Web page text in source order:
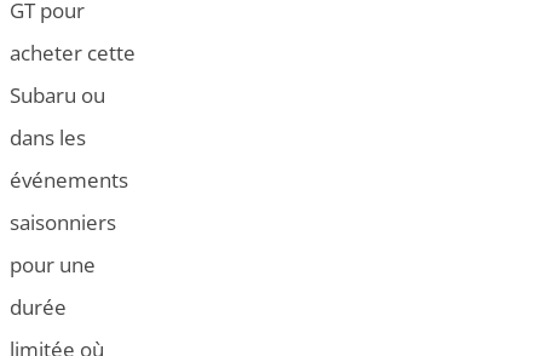
GT pour
acheter cette
Subaru ou
dans les
événements
saisonniers
pour une
durée
limitée où